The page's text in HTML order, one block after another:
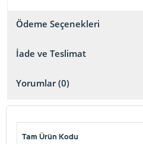
Ödeme Seçenekleri
İade ve Teslimat
Yorumlar (0)
Tam Ürün Kodu